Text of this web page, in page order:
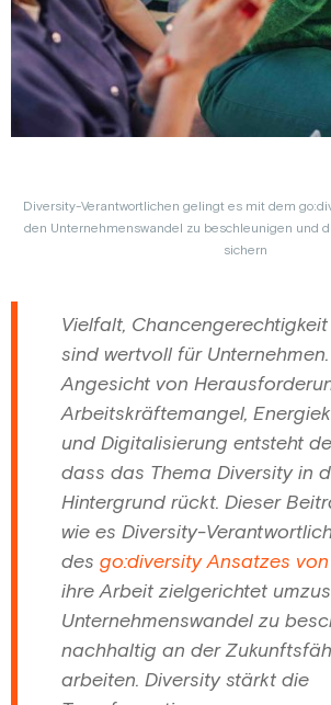
Diversity-Verantwortlichen gelingt es mit dem
den Unternehmenswandel zu beschleunigen und
sichern
Vielfalt,
sind wertvoll für
Angesicht von
Arbeitskräftemangel,
und Digitalisierung entsteht
dass das Thema Diversity in
Hintergrund rückt. Dieser
wie es Diversity-
des go:diversity Ansatzes
ihre Arbeit zielgerichtet
Unternehmenswandel zu
nachhaltig an der
arbeiten. Diversity stärkt die